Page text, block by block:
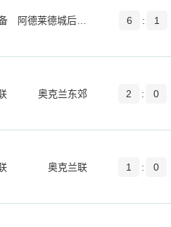
6 : 1
奥克兰东郊 2 : 0
奥克兰联 1 : 0